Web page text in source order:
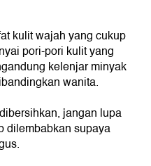
kulit wajah yang cukup
pori-pori kulit yang
kelenjar minyak
wanita.
jangan lupa
dilembabkan supaya